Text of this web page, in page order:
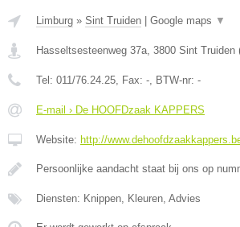
Limburg » Sint Truiden Google maps ▼
Hasseltsesteenweg 37a, 3800 Sint Truiden
Tel: 011/76.24.25, Fax: -, BTW-nr: -
E-mail › De HOOFDzaak KAPPERS
Website: http://
Persoonlijke aandacht staat bij ons op
Diensten: Knippen, Kleuren, Advies